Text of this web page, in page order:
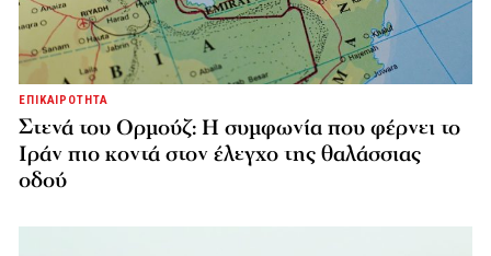
ΕΠΙΚΑΙΡΟΤΗΤΑ
Στενά του Ορμούζ: Η συμφωνία που φέρνει το
Ιράν πιο κοντά στον έλεγχο της θαλάσσιας
οδού